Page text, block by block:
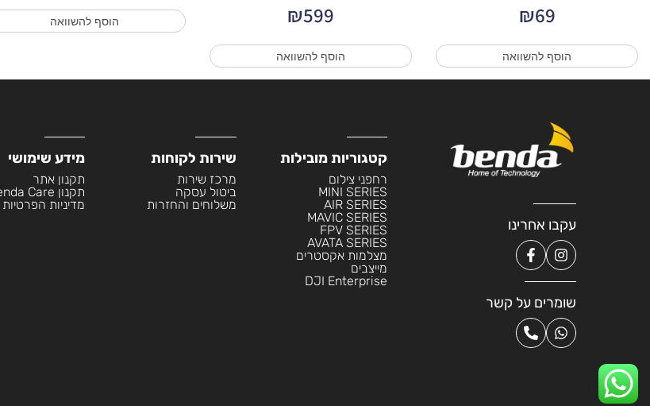
₪69
הוסף להשוואה
₪599
הוסף להשוואה
הוסף להשוואה
עקבו אחרינו
שומרים על קשר
קטגוריות מובילות
רחפני צילום
MINI SERIES
AIR SERIES
MAVIC SERIES
FPV SERIES
AVATA SERIES
מצלמות אקסטרים
מייצבים
DJI Enterprise
שירות לקוחות
מרכז שירות
ביטול עסקה
משלוחים והחזרות
מידע שימושי
תקנון אתר
תקנון Benda Care
מדיניות הפרטיות